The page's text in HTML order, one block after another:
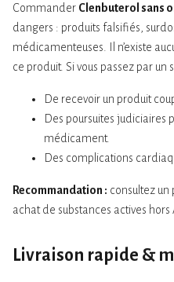
Commander Clenbuterol sans
dangers : produits falsifiés,
médicamenteuses. Il n’existe
ce produit. Si vous passez par un
De recevoir un produit
Des poursuites judiciaires
médicament.
Des complications
Recommandation : consultez un
achat de substances actives hors
Livraison rapide &